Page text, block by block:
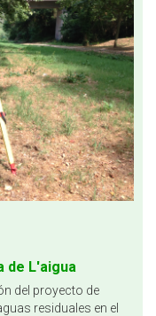
de L'aigua
del proyecto de
residuales en el